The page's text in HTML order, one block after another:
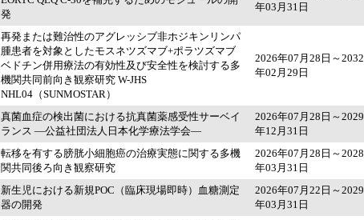
発
年03月31日
再発または難治性のアグレッシブ非ホジキンリンパ
腫患者を対象としたモスネツズマブ+ポラツズマブ
ベドチン併用療法の有効性及び安全性を検討する多
機関共同前向き観察研究 W-JHS
NHL04（SUNMOSTAR）
2026年07月28日～2032
年02月29日
真菌血症の検出菌における抗真菌薬感受性サーベイ
ランス ―公益社団法人日本化学療法学会―
2026年07月28日～2029
年12月31日
転移を有する膀胱小細胞癌の治療実態に関する多機
関共同後ろ向き観察研究
2026年07月28日～2028
年03月31日
新生児における新規POC（臨床現場即時）血糖測定
器の開発
2026年07月22日～2029
年03月31日